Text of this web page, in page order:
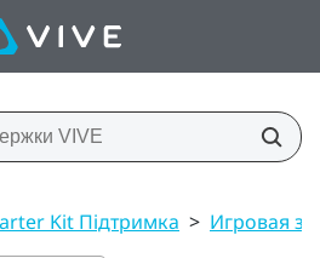
Kit Підтримка > Игровая